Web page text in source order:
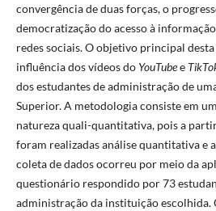
convergência de duas forças, o
democratização do acesso à
redes sociais. O objetivo principal
influência dos vídeos do YouTubee
dos estudantes de administração de
Superior. A metodologia consiste em
natureza quali-quantitativa, pois a
foram realizadas análise quantitativa e
coleta de dados ocorreu por meio da
questionário respondido por 73
administração da instituição escolhida.